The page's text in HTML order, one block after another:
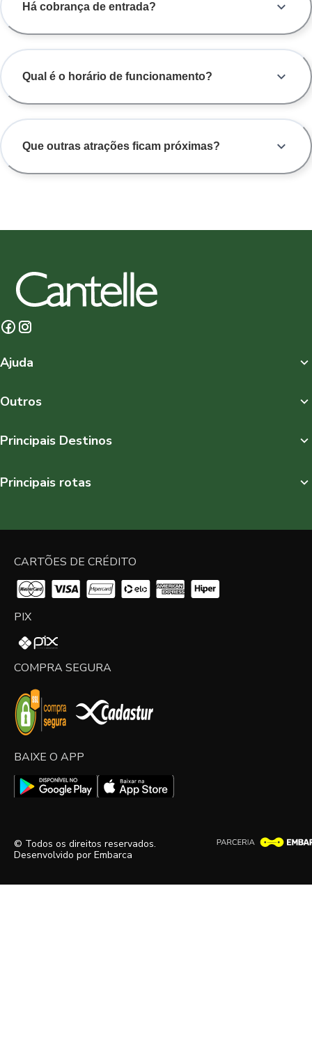
Há cobrança de entrada?
Qual é o horário de funcionamento?
Que outras atrações ficam próximas?
Ajuda
Outros
Principais Destinos
Principais rotas
CARTÕES DE CRÉDITO
PIX
COMPRA SEGURA
BAIXE O APP
© Todos os direitos reservados.
Desenvolvido por Embarca